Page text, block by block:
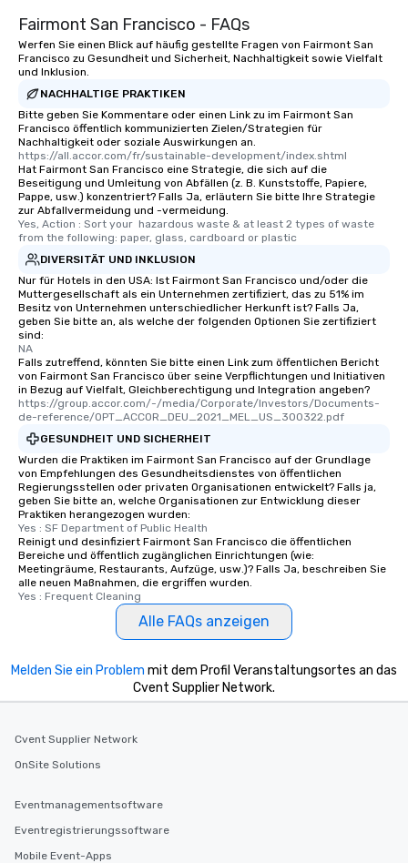
remember. Our one-
leave. Location, Location, Location
convenient and
experience is
restaurants are within
walking distance of
short stroll allows
networking
heading to the next
itinerary. You Get a Dinner and a Show
entertainment. All
knowledgeable,
who leads the group
offering engaging
along the way
ensuring there is
Different Types of
several renowned
convenient outing,
discovered otherwise
a way to try some of
cuisines and dishes.
selected dishes are
Fairmont San Francisco - FAQs
Werfen Sie einen Blick auf häufig gestellte Fragen von Fairmont San
Francisco zu Gesundheit und Sicherheit, Nachhaltigkeit sowie Vielfalt
und Inklusion.
NACHHALTIGE PRAKTIKEN
Bitte geben Sie Kommentare oder einen Link zu im Fairmont San
Francisco öffentlich kommunizierten Zielen/Strategien für
Nachhaltigkeit oder soziale Auswirkungen an.
https://all.accor.com/fr/sustainable-development/index.shtml
Hat Fairmont San Francisco eine Strategie, die sich auf die
Beseitigung und Umleitung von Abfällen (z. B. Kunststoffe, Papiere,
Pappe, usw.) konzentriert? Falls Ja, erläutern Sie bitte Ihre Strategie
zur Abfallvermeidung und -vermeidung.
Yes, Action : Sort your  hazardous waste & at least 2 types of waste
from the following: paper, glass, cardboard or plastic
DIVERSITÄT UND INKLUSION
Nur für Hotels in den USA: Ist Fairmont San Francisco und/oder die
Muttergesellschaft als ein Unternehmen zertifiziert, das zu 51% im
Besitz von Unternehmen unterschiedlicher Herkunft ist? Falls Ja,
geben Sie bitte an, als welche der folgenden Optionen Sie zertifiziert
sind:
NA
Falls zutreffend, könnten Sie bitte einen Link zum öffentlichen Bericht
von Fairmont San Francisco über seine Verpflichtungen und Initiativen
in Bezug auf Vielfalt, Gleichberechtigung und Integration angeben?
https://group.accor.com/-/media/Corporate/Investors/Documents-
de-reference/OPT_ACCOR_DEU_2021_MEL_US_300322.pdf
GESUNDHEIT UND SICHERHEIT
Wurden die Praktiken im Fairmont San Francisco auf der Grundlage
von Empfehlungen des Gesundheitsdienstes von öffentlichen
Regierungsstellen oder privaten Organisationen entwickelt? Falls ja,
geben Sie bitte an, welche Organisationen zur Entwicklung dieser
Praktiken herangezogen wurden:
Yes : SF Department of Public Health
Reinigt und desinfiziert Fairmont San Francisco die öffentlichen
Bereiche und öffentlich zugänglichen Einrichtungen (wie:
Meetingräume, Restaurants, Aufzüge, usw.)? Falls Ja, beschreiben Sie
alle neuen Maßnahmen, die ergriffen wurden.
Yes : Frequent Cleaning
Alle FAQs anzeigen
Melden Sie ein Problem mit dem Profil Veranstaltungsortes an das
Cvent Supplier Network.
Cvent Supplier Network
OnSite Solutions
Eventmanagementsoftware
Eventregistrierungssoftware
Mobile Event-Apps